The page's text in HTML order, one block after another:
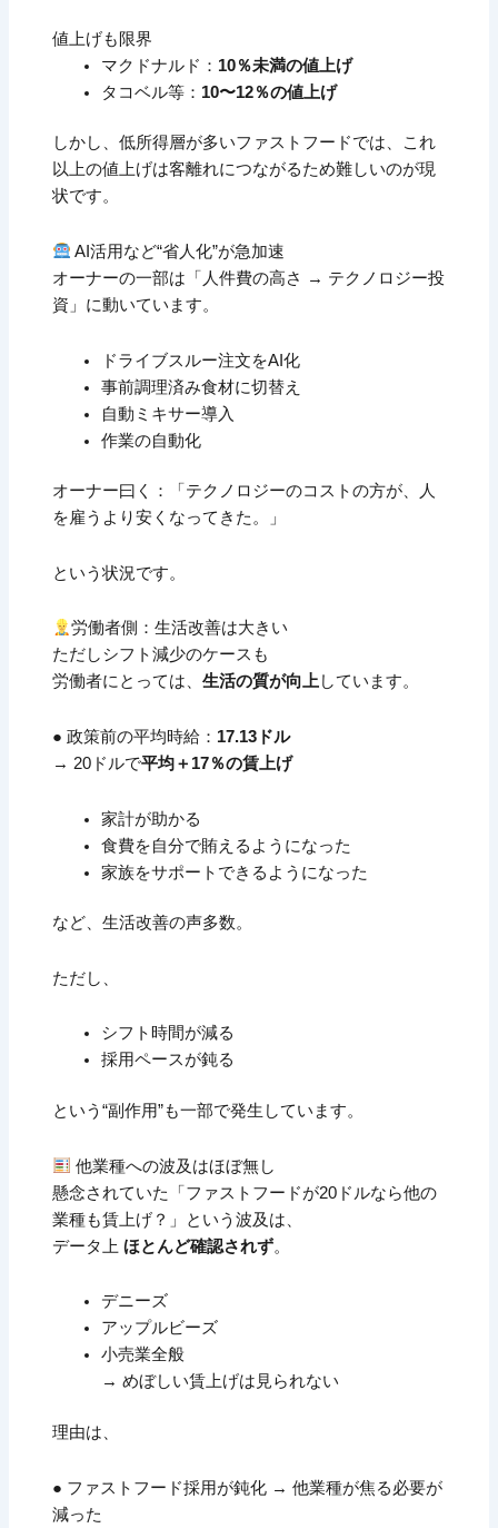
値上げも限界
マクドナルド： 10％未満の値上げ
タコベル等： 10〜12％の値上げ
しかし、低所得層が多いファストフードでは、これ
以上の値上げは客離れにつながるため難しいのが現
状です。
AI活用など“省人化”が急加速
オーナーの一部は「人件費の高さ → テクノロジー投
資」に動いています。
ドライブスルー注文をAI化
事前調理済み食材に切替え
自動ミキサー導入
作業の自動化
オーナー曰く：「テクノロジーのコストの方が、人
を雇うより安くなってきた。」
という状況です。
労働者側：生活改善は大きい
ただしシフト減少のケースも
労働者にとっては、生活の質が向上しています。
● 政策前の平均時給： 17.13ドル
→ 20ドルで平均＋17％の賃上げ
家計が助かる
食費を自分で賄えるようになった
家族をサポートできるようになった
など、生活改善の声多数。
ただし、
シフト時間が減る
採用ペースが鈍る
という“副作用”も一部で発生しています。
他業種への波及はほぼ無し
懸念されていた「ファストフードが20ドルなら他の
業種も賃上げ？」という波及は、
データ上ほとんど確認されず。
デニーズ
アップルビーズ
小売業全般
→ めぼしい賃上げは見られない
理由は、
● ファストフード採用が鈍化 → 他業種が焦る必要が
減った